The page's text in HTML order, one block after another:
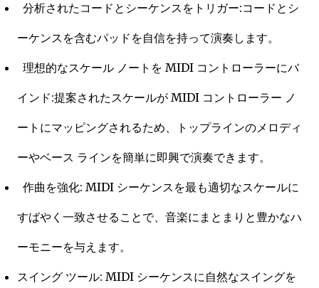
分析されたコードとシーケンスをトリガー:コードとシ
ーケンスを含むパッドを自信を持って演奏します。
理想的なスケール ノートを MIDI コントローラーにバ
インド:提案されたスケールが MIDI コントローラー ノ
ートにマッピングされるため、トップラインのメロディ
ーやベース ラインを簡単に即興で演奏できます。
作曲を強化: MIDI シーケンスを最も適切なスケールに
すばやく一致させることで、音楽にまとまりと豊かなハ
ーモニーを与えます。
スイング ツール: MIDI シーケンスに自然なスイングを